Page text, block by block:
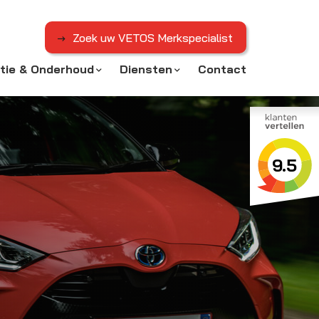
Zoek uw VETOS Merkspecialist
& Onderhoud Diensten Contact
9.5